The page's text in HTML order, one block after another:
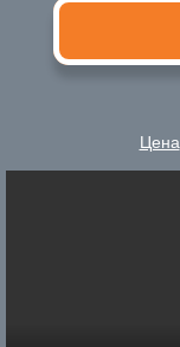
Цена